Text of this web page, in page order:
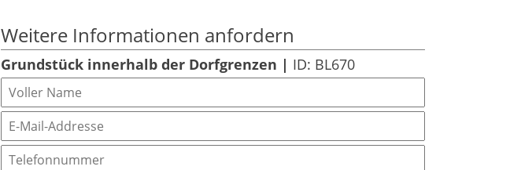
Weitere Informationen anfordern
Grundstück innerhalb der Dorfgrenzen | ID: BL670